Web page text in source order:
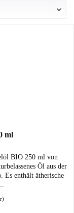
ml
BIO 250 ml von
Öl aus der
Es enthält ätherische